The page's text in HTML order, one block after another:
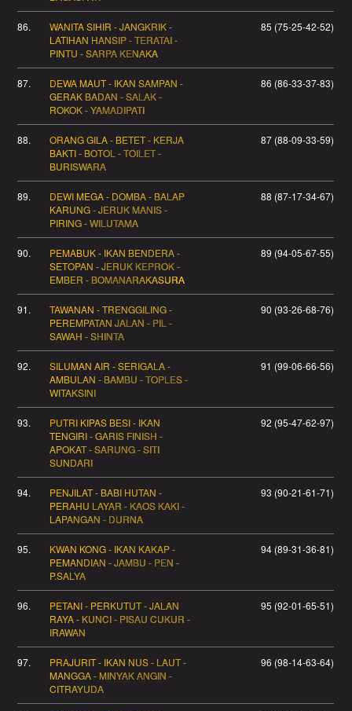
86.
WANITA SIHIR - JANGKRIK -
LATIHAN HANSIP - TERATAI -
PINTU - SARPA KENAKA
85 (75-25-42-52)
87.
DEWA MAUT - IKAN SAMPAN -
GERAK BADAN - SALAK -
ROKOK - YAMADIPATI
86 (86-33-37-83)
88.
ORANG GILA - BETET - KERJA
BAKTI - BOTOL - TOILET -
BURISWARA
87 (88-09-33-59)
89.
DEWI MEGA - DOMBA - BALAP
KARUNG - JERUK MANIS -
PIRING - WILUTAMA
88 (87-17-34-67)
90.
PEMABUK - IKAN BENDERA -
SETOPAN - JERUK KEPROK -
EMBER - BOMANARAKASURA
89 (94-05-67-55)
91.
TAWANAN - TRENGGILING -
PEREMPATAN JALAN - PIL -
SAWAH - SHINTA
90 (93-26-68-76)
92.
SILUMAN AIR - SERIGALA -
AMBULAN - BAMBU - TOPLES -
WITAKSINI
91 (99-06-66-56)
93.
PUTRI KIPAS BESI - IKAN
TENGIRI - GARIS FINISH -
APOKAT - SARUNG - SITI
SUNDARI
92 (95-47-62-97)
94.
PENJILAT - BABI HUTAN -
PERAHU LAYAR - KAOS KAKI -
LAPANGAN - DURNA
93 (90-21-61-71)
95.
KWAN KONG - IKAN KAKAP -
PEMANDIAN - JAMBU - PEN -
P.SALYA
94 (89-31-36-81)
96.
PETANI - PERKUTUT - JALAN
RAYA - KUNCI - PISAU CUKUR -
IRAWAN
95 (92-01-65-51)
97.
PRAJURIT - IKAN NUS - LAUT -
MANGGA - MINYAK ANGIN -
CITRAYUDA
96 (98-14-63-64)